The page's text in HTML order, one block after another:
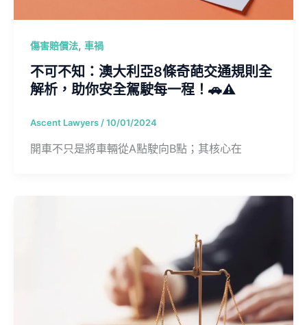
傷害賠償法, 車禍
不可不知：澳大利亞8條奇葩交通規則全
解析，助你安全駕駛每一程！🚗⚠️
Ascent Lawyers /10/01/2024
開車不只是將車輛從A點駛向B點；其核心在